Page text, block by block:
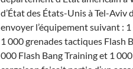
d’État des États-Unis à Tel-Aviv
envoyer l’équipement suivant :
1 000 grenades tactiques Flash
000 Flash Bang Training et 1